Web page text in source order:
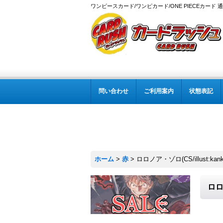
ワンピースカード/ワンピカード/ONE PIECEカード
問い合わせ ご利用案内 状態表記
ホーム > 赤 > ロロノア・ゾロ(CS/
ロ